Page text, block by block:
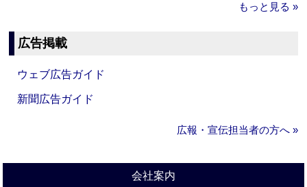
もっと見る »
広告掲載
ウェブ広告ガイド
新聞広告ガイド
広報・宣伝担当者の方へ »
会社案内